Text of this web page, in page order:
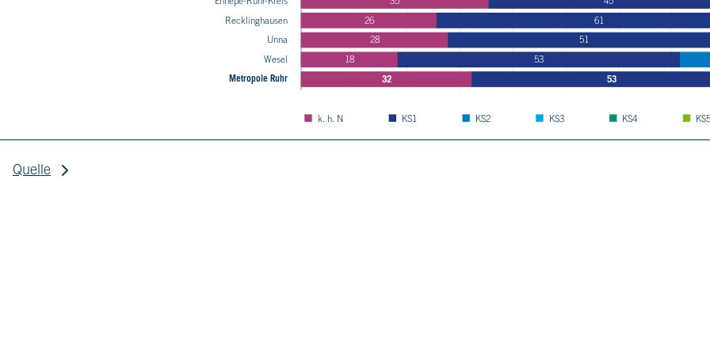
Metropole Ruhr
Wesel
Unna
Metropole Ruhr
Wesel
Unna
Recklinghausen
32 53
18 53
28 51
26 61
k. h. N KS1 KS2 KS3 KS4 KS5
Quelle